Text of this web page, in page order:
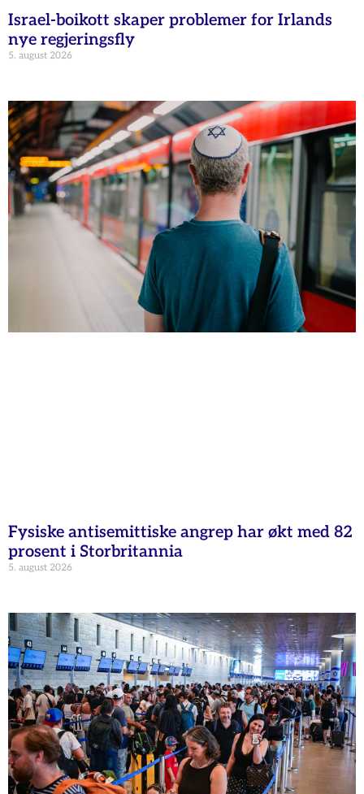
Israel-boikott skaper problemer for Irlands
nye regjeringsfly
5. august 2026
Fysiske antisemittiske angrep har økt med 82
prosent i Storbritannia
5. august 2026